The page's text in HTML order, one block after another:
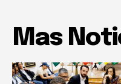
Mas